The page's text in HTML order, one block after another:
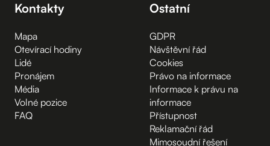
Kontakty
Mapa
Otevírací hodiny
Lidé
Pronájem
Média
Volné pozice
FAQ
Ostatní
GDPR
Návštěvní řád
Cookies
Právo na informace
Informace k právu na
informace
Přístupnost
Reklamační řád
Mimosoudní řešení